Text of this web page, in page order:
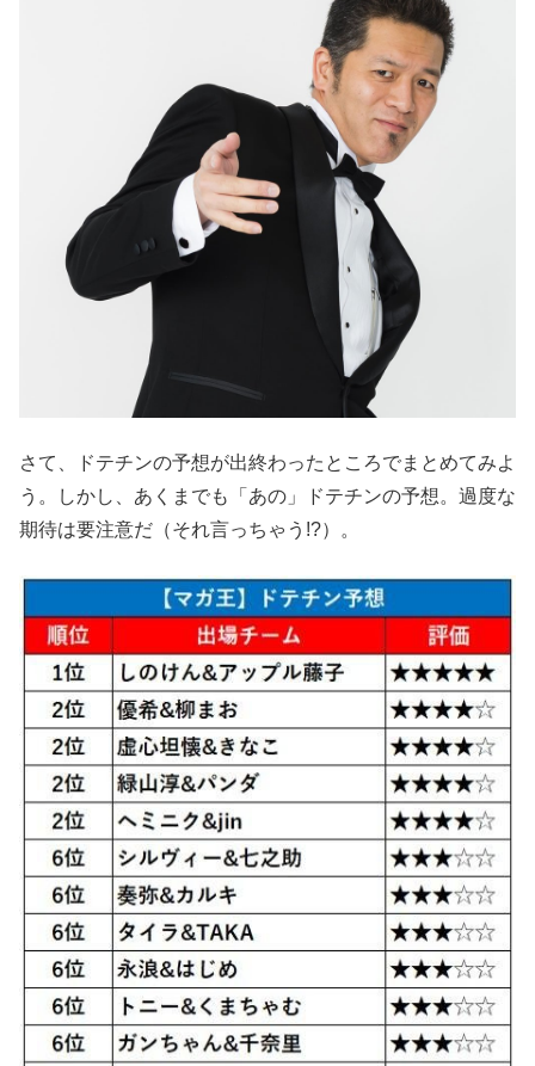
さて、ドテチンの予想が出終わったところでまとめてみよ
う。しかし、あくまでも「あの」ドテチンの予想。過度な
期待は要注意だ（それ言っちゃう!?）。